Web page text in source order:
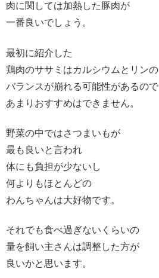
肉に関しては加熱した豚肉が
一番良いでしょう。
最初に紹介した
鶏肉のササミはカルシウムとリンの
バランスが崩れる可能性があるので
あまりおすすめはできません。
野菜の中ではさつまいもが
最も良いと言われ
体にも負担が少ないし
何よりもほとんどの
わんちゃんは大好物です。
それでも食べ過ぎないくらいの
量を飼い主さんは調整した方が
良いかと思います。